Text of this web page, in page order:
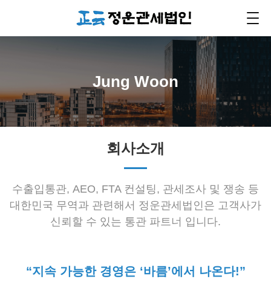
Jung Woon
회사소개
수출입통관, AEO, FTA 컨설팅, 관세조사 및 쟁송 등
대한민국 무역과 관련해서 정운관세법인은 고객사가
신뢰할 수 있는 통관 파트너 입니다.
“지속 가능한 경영은 ‘바름’에서 나온다!”